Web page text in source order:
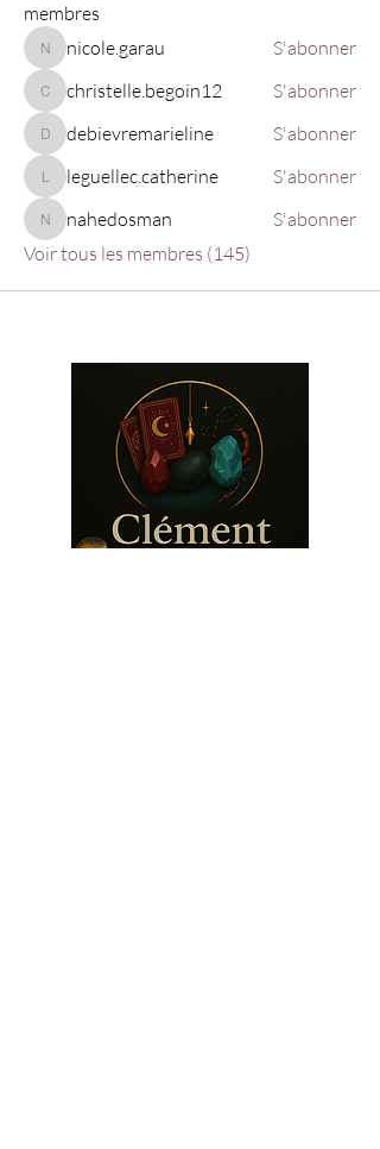
membres
nicole.garau
nicole.garau S'abonner
christelle.begoin12
christelle.begoin12 S'abonner
debievremarieline
debievremarieline S'abonner
leguellec.catherine
leguellec.catherine S'abonner
nahedosman
nahedosman
S'abonner
Voir tous les membres (145)